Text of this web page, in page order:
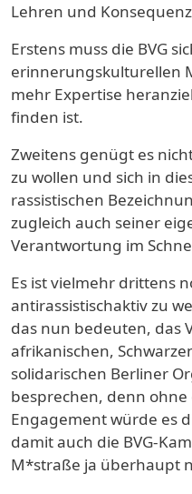
Lehren und
Erstens muss die BVG
erinnerungskulturellen
mehr Expertise
finden ist.
Zweitens genügt es
zu wollen und sich in
rassistischen
zugleich auch seiner
Verantwortung im
Es ist vielmehr drittens
antirassistischaktiv zu
das nun bedeuten, das
afrikanischen,
solidarischen Berliner
besprechen, denn
Engagement würde es
damit auch die BVG-
M*straße ja überhaupt